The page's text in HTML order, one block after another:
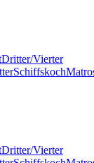
Dritter/Vierter
Schiffskoch
Dritter/Vierter